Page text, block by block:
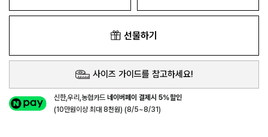
선물하기
사이즈 가이드를 참고하세요!
신한,우리,농협카드네이버페이 결제시 5%할인
(10만원이상 최대 8천원) (8/5~8/31)